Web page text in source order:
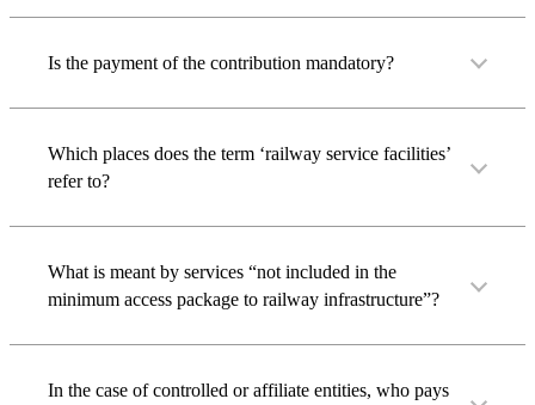
Is the payment of the contribution mandatory?
Which places does the term ‘railway service facilities’
refer to?
What is meant by services “not included in the
minimum access package to railway infrastructure”?
In the case of controlled or affiliate entities, who pays